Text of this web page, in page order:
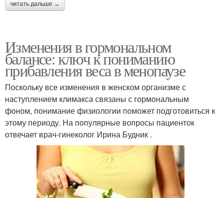
читать дальше →
Изменения в гормональном
балансе: ключ к пониманию
прибавления веса в менопаузе
Поскольку все изменения в женском организме с
наступлением климакса связаны с гормональным
фоном, понимание физиологии поможет подготовиться к
этому периоду. На популярные вопросы пациенток
отвечает врач-гинеколог Ирина Будник .